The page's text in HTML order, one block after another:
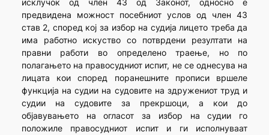
исклучок од член 43 од Законот, односно е
предвидена можност посебниот услов од член 43
став 2, според кој за избор на судија лицето треба да
има работно искуство со потврдени резултати на
правни работи во определено траење, но по
полагањето на правосудниот испит, не се однесува на
лицата кои според поранешните прописи вршеле
функција на судии на судовите на здружениот труд и
судии на судовите за прекршоци, а кои до
објавувањето на огласот за избор на судии го
положиле правосудниот испит и ги исполнуваат